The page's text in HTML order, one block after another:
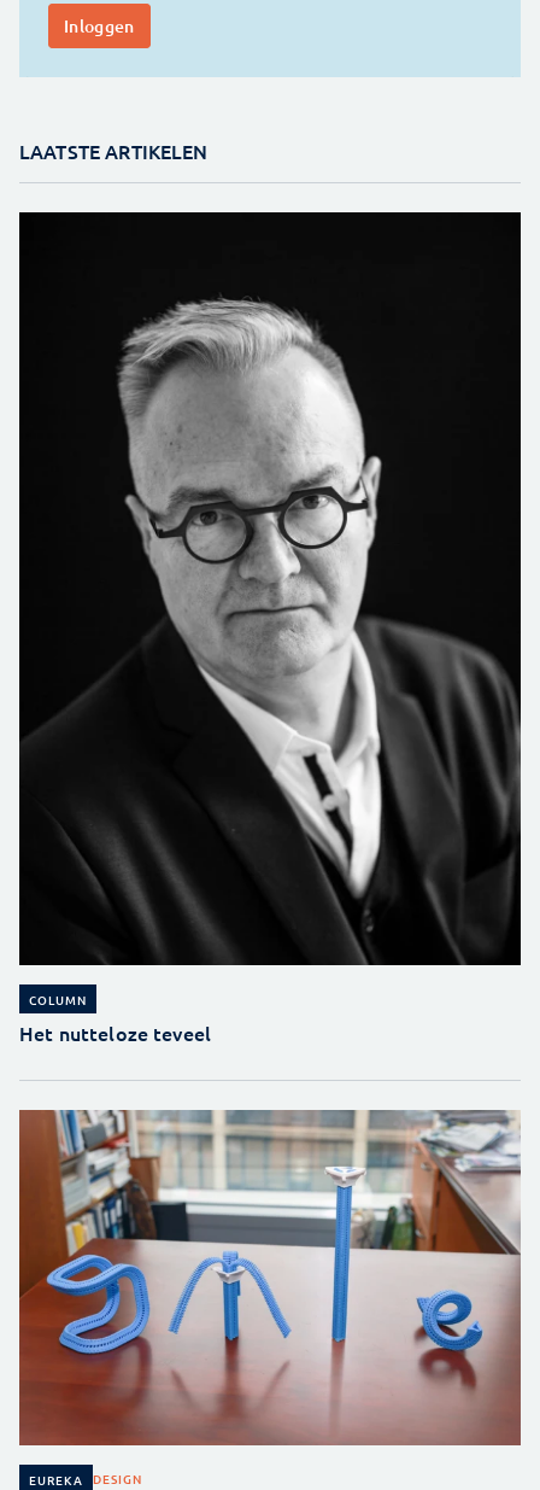
LAATSTE ARTIKELEN
COLUMN
Het nutteloze teveel
EUREKA DESIGN